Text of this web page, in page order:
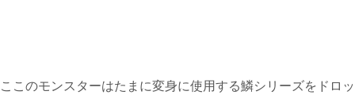
ここのモンスターはたまに変身に使用する鱗シリーズをドロッ